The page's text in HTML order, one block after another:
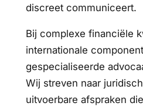
discreet communiceert.
Bij complexe financiële
internationale
gespecialiseerde
Wij streven naar
uitvoerbare afspraken